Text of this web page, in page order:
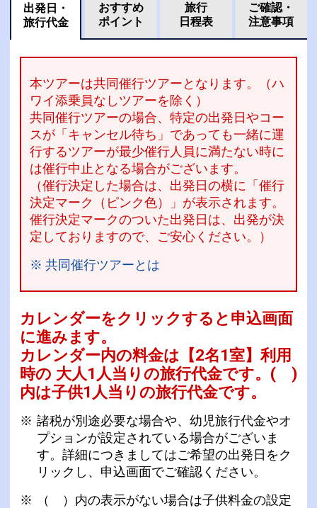
出発日・
旅行代金
おすすめ
ポイント
旅行
日程表
ご確認・
注意事項
本ツアーは共同催行ツアーとなります。（ハ
ワイ添乗員なしツアーを除く）
共同催行ツアーの場合、特定の出発日やコー
スが「キャンセル待ち」であっても一緒に運
行するツアーが最少催行人員に満たない時に
は催行中止となる場合がございます。
（催行決定した場合は、出発日の横に「催行
決定マーク（ピンク色）」が表示されます。
催行決定マークのついた出発日は、出発が決
定しておりますので、ご安心ください。）
※ 共同催行ツアーとは
カレンダーをクリックすると申込画面
に進みます。
カレンダー内の料金は 【2名1室】利用
時の 大人1人当りの旅行代金です。 ( )
内は子供1人当りの旅行代金です。
諸税が別途必要な場合や、幼児旅行代金やオ
プションが設定されている場合がございま
す。詳細につきましてはご希望の出発日をク
リックし、申込画面でご確認ください。
（ ）内の表示がない場合は子供料金の設定